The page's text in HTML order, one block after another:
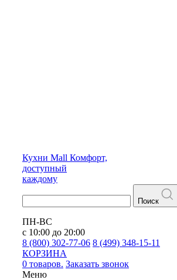
Кухни Mall Комфорт,
доступный
каждому
Поиск
ПН-ВС
с 10:00 до 20:00
8 (800) 302-77-06 8 (499) 348-15-11
КОРЗИНА
0 товаров. Заказать звонок
Меню